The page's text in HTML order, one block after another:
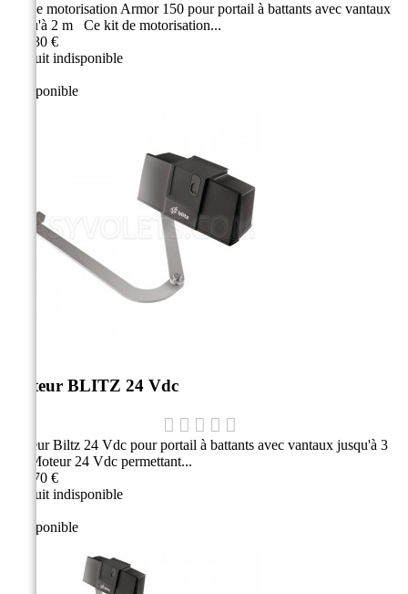
Kit de motorisation Armor 150 pour portail à battants avec vantaux
jusqu'à 2 m Ce kit de motorisation...
524,30 €
Produit indisponible
Indisponible
Moteur BLITZ 24 Vdc
Moteur Biltz 24 Vdc pour portail à battants avec vantaux jusqu'à 3
m Moteur 24 Vdc permettant...
880,70 €
Produit indisponible
Indisponible